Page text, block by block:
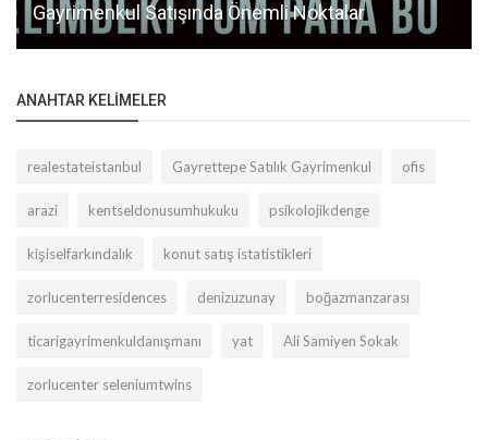
Gayrimenkul Satışında Önemli Noktalar
ANAHTAR KELIMELER
realestateistanbul Gayrettepe Satılık Gayrimenkul ofis
arazi kentseldonusumhukuku psikolojikdenge
kişiselfarkındalık konut satış istatistikleri
zorlucenterresidences denizuzunay boğazmanzarası
ticarigayrimenkuldanışmanı yat Ali Samiyen Sokak
zorlucenter seleniumtwins